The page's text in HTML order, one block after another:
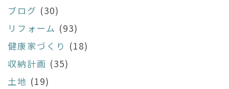
ブログ (30)
リフォーム (93)
健康家づくり (18)
収納計画 (35)
土地 (19)